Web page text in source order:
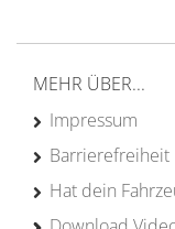
MEHR ÜBER...
Impressum
Barrierefreiheit
Hat dein